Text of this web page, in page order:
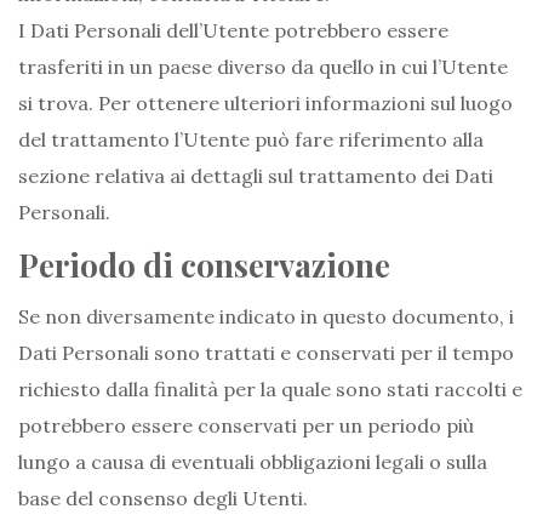
I Dati Personali dell’Utente potrebbero essere
trasferiti in un paese diverso da quello in cui l’Utente
si trova. Per ottenere ulteriori informazioni sul luogo
del trattamento l’Utente può fare riferimento alla
sezione relativa ai dettagli sul trattamento dei Dati
Personali.
Periodo di conservazione
Se non diversamente indicato in questo documento, i
Dati Personali sono trattati e conservati per il tempo
richiesto dalla finalità per la quale sono stati raccolti e
potrebbero essere conservati per un periodo più
lungo a causa di eventuali obbligazioni legali o sulla
base del consenso degli Utenti.